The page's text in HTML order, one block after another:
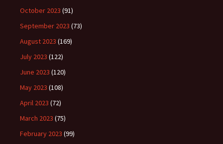
October 2023 (91)
September 2023 (73)
August 2023 (169)
July 2023 (122)
June 2023 (120)
May 2023 (108)
April 2023 (72)
March 2023 (75)
February 2023 (99)